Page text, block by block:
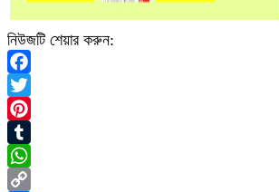
নিউজটি শেয়ার করুন:
Facebook
Twitter
Pinterest
Tumblr
WhatsApp